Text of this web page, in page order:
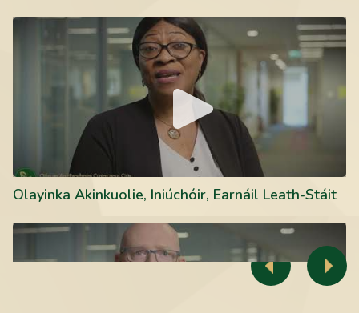
Previous
Olayinka Akinkuolie, Iniúchóir, Earnáil Leath-Stáit
Olayinka Akinkuolie, Iniúchóir, Earnáil Leath-Stáit
Leigh Walsh, Iniúchóir faoi Oiliúint, Rannán Tuairiscithe
Next